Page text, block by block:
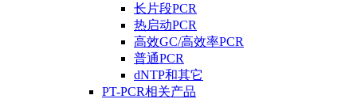
长片段PCR
热启动PCR
高效GC/高效率PCR
普通PCR
dNTP和其它
PT-PCR相关产品